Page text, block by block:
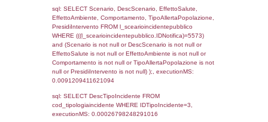
((f_territori_limitrofi.IDTipoTerritorio)=8)),
0.068660020828247
sql: SELECT f_territori_limitrofi.Distanza,
f_territori_limitrofi.Direzione,
f_territori_limitrofi.Denominazione,
rofi.DescAltro FROM f_territori_limitrofi
cod_territori_tipologia ON